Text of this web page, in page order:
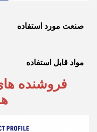
صنعت مورد استفاده
مواد قابل استفاده